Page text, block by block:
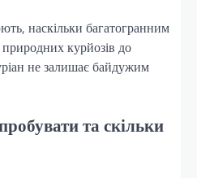
наскільки багатогранним
курйозів до
не залишає байдужим
та скільки